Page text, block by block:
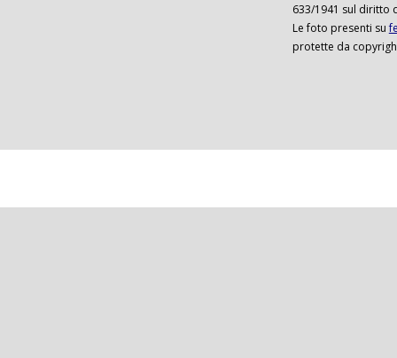
633/1941 sul diritto
Le foto presenti su
protette da